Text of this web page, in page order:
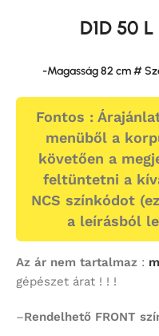
D1D 50
-Magasság 82 cm #
Fontos :
menüből a
követően a
feltüntetni a
NCS színkódot
a leírásból
Az ár nem tartalmaz :
gépészet árat ! ! !
–Rendelhető FRONT